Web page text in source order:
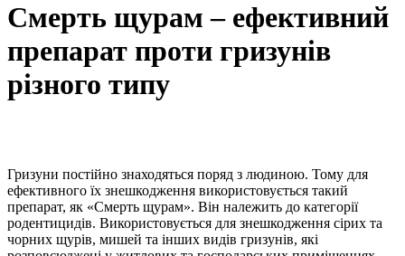
Смерть щурам – ефективний
препарат проти гризунів
різного типу
Гризуни постійно знаходяться поряд з людиною. Тому для
ефективного їх знешкодження використовується такий
препарат, як «Смерть щурам». Він належить до категорії
родентицидів. Використовується для знешкодження сірих та
чорних щурів, мишей та інших видів гризунів, які